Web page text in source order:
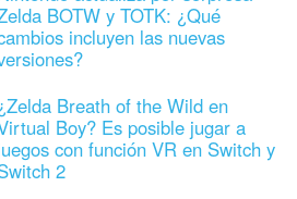
BOTW y TOTK: ¿Qué
incluyen las nuevas
Breath of the Wild en
Boy? Es posible jugar a
con función VR en Switch y
2